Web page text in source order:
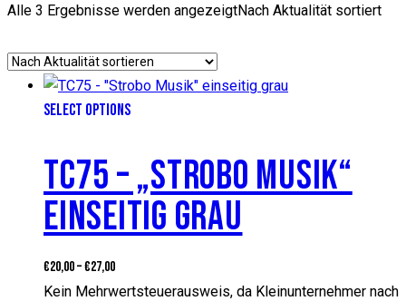
Alle 3 Ergebnisse werden angezeigtNach Aktualität sortiert
SELECT OPTIONS
TC75 – „STROBO MUSIK“
EINSEITIG GRAU
€20,00–€27,00
Kein Mehrwertsteuerausweis, da Kleinunternehmer nach